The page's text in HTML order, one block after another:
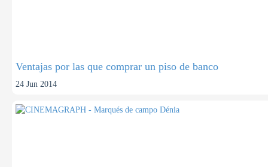
Ventajas por las que comprar un piso de banco
24 Jun 2014